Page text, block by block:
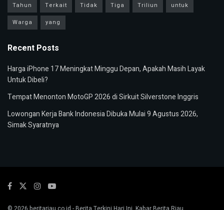
Tahun
Terkait Tidak Tiga Triliun
untuk
Warga
yang
Recent Posts
Harga iPhone 17 Meningkat Minggu Depan, Apakah Masih Layak
Untuk Dibeli?
Tempat Menonton MotoGP 2026 di Sirkuit Silverstone Inggris
Lowongan Kerja Bank Indonesia Dibuka Mulai 9 Agustus 2026,
Simak Syaratnya